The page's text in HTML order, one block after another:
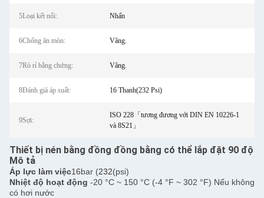
5Loại kết nối: Nhấn
6Chống ăn mòn: Vâng.
7Rò rỉ bằng chứng: Vâng.
8Đánh giá áp suất: 16 Thanh(232 Psi)
9Sợi:
ISO 228「tương đương với DIN EN 10226-1
và 8S21」
Thiết bị nén bằng đồng đồng bằng có thể lắp đặt 90 độ
Mô tả
Áp lực làm việc16bar (232(psi)
Nhiệt độ hoạt động -20 °C ~ 150 °C (-4 °F ~ 302 °F) Nếu không
có hơi nước